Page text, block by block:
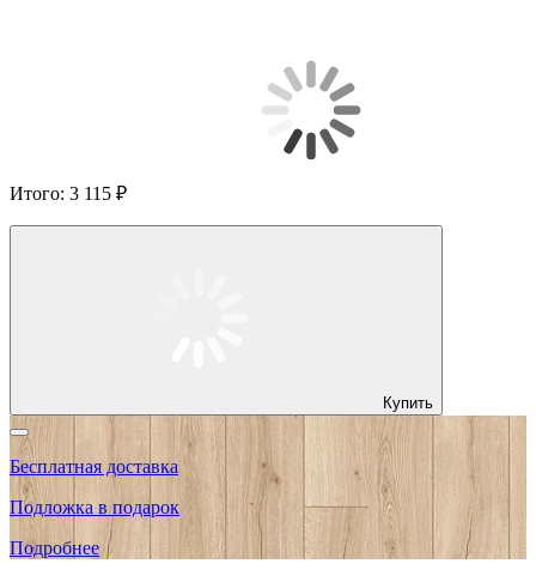
Итого: 3 115 ₽
Купить
Бесплатная доставка
Подложка в подарок
Подробнее